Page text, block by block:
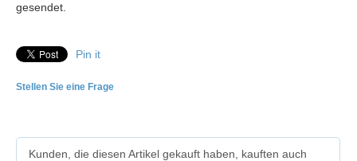
gesendet.
Pin it
Stellen Sie eine Frage
Kunden, die diesen Artikel gekauft haben, kauften auch